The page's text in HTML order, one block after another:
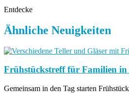
Entdecke
Ähnliche Neuigkeiten
Frühstückstreff für Familien in
Gemeinsam in den Tag starten